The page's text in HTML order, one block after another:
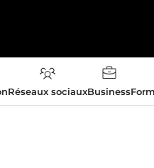
Réseaux sociauxBusiness